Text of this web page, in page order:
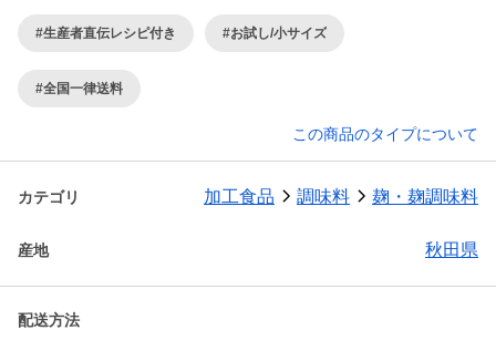
#生産者直伝レシピ付き #お試し/小サイズ
#全国一律送料
この商品のタイプについて
カテゴリ 加工食品 調味料 麹・麹調味料
産地 秋田県
配送方法